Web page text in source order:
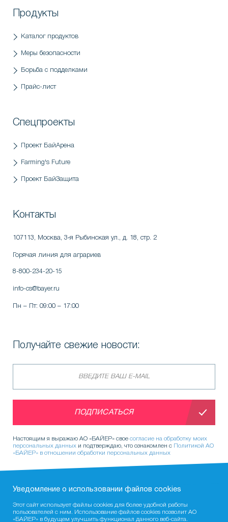
Продукты
Каталог продуктов
Меры безопасности
Борьба с подделками
Прайс-лист
Спецпроекты
Проект БайАрена
Farming's Future
Проект БайЗащита
Контакты
107113, Москва, 3‑я Рыбинская ул., д. 18, стр. 2
Горячая линия для аграриев
8-800-234-20-15
info-cs@bayer.ru
Пн – Пт: 09:00 – 17:00
Получайте свежие новости:
ПОДПИСАТЬСЯ
Настоящим я выражаю АО «БАЙЕР» свое согласие на обработку моих
персональных данных и подтверждаю, что ознакомлен с Политикой АО
«БАЙЕР» в отношении обработки персональных данных
Уведомление о использовании фaйлов cookies
Этот сайт использует файлы cookies для более удобной работы
пользователей с ним. Использование файлов cookies позволит АО
«БАЙЕР» в будущем улучшить функционал данного веб-сайта.